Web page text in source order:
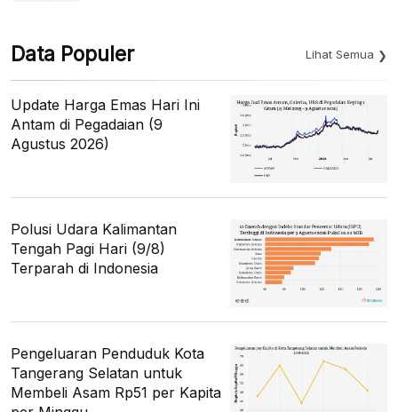
Data Populer Lihat Semua
Update Harga Emas Hari Ini
Antam di Pegadaian (9
Agustus 2026)
Polusi Udara Kalimantan
Tengah Pagi Hari (9/8)
Terparah di Indonesia
Pengeluaran Penduduk Kota
Tangerang Selatan untuk
Membeli Asam Rp51 per Kapita